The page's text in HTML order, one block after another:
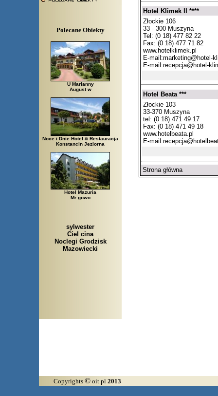
Polecane Obiekty
U Marianny
August w
Noce i Dnie Hotel & Restauracja
Konstancin Jeziorna
Hotel Mazuria
Mr gowo
sylwester
Ciel cina
Noclegi Grodzisk
Mazowiecki
Hotel Klimek II ****
Złockie 106
33 - 300 Muszyna
Tel: (0 18) 477 82 22
Fax: (0 18) 477 71 82
www.hotelklimek.pl
E-mail:marketing@hotel-
E-mail:recepcja@hotel-
Hotel Beata ***
Złockie 103
33-370 Muszyna
tel: (0 18) 471 49 17
Fax: (0 18) 471 49 18
www.hotelbeata.pl
E-mail:
Strona główna
Copyrights © oit.pl 2013